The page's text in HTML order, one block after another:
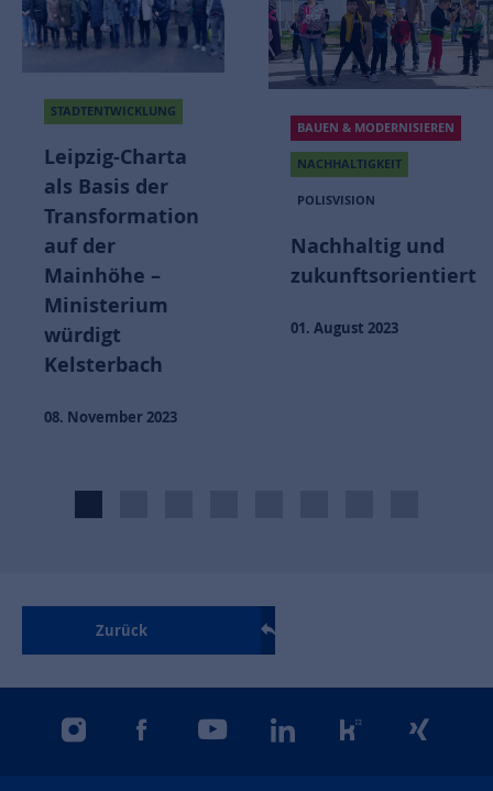
STADTENTWICKLUNG
Leipzig-Charta
als Basis der
Transformation
auf der
Mainhöhe –
Ministerium
würdigt
Kelsterbach
08. November 2023
BAUEN & MODERNISIEREN
NACHHALTIGKEIT
POLISVISION
Nachhaltig und
zukunftsorientiert
01. August 2023
Zurück
instagramfacebookyoutubelinkedinkununuxing